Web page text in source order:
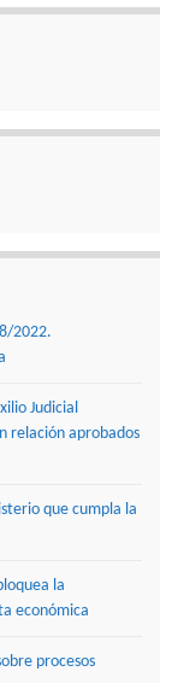
2022.
Judicial
relación aprobados
que cumpla la
la
económica
procesos